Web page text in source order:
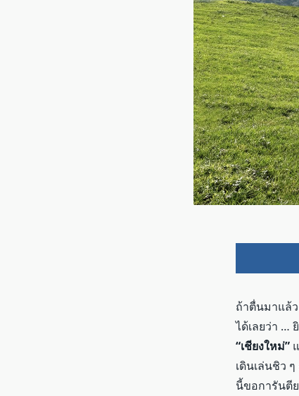
ถ้าตื่นมาแล้
ได้เลยว่า …
“เชียงใหม่”แ
เดินเล่นชิว
นี้ขอการันตี